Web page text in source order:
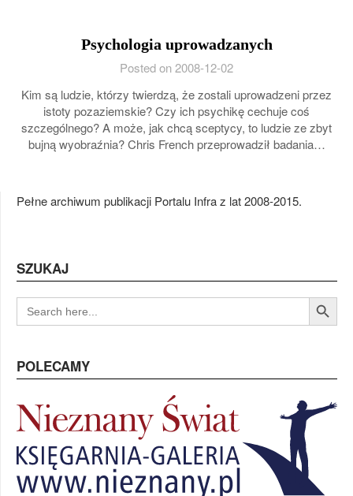
Psychologia uprowadzanych
Posted on 2008-12-02
Kim są ludzie, którzy twierdzą, że zostali uprowadzeni przez
istoty pozaziemskie? Czy ich psychikę cechuje coś
szczególnego? A może, jak chcą sceptycy, to ludzie ze zbyt
bujną wyobraźnia? Chris French przeprowadził badania…
Pełne archiwum publikacji Portalu Infra z lat 2008-2015.
SZUKAJ
SEARCH
FOR:
Search Button
POLECAMY